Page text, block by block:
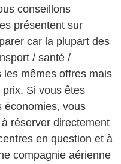
conseillons
présentent sur
car la plupart des
/ santé /
mêmes offres mais
Si vous êtes
économies, vous
réserver directement
en question et à
compagnie aérienne